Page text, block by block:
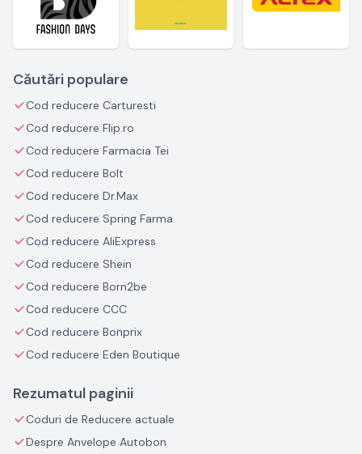
Căutări populare
Cod reducere Carturesti
Cod reducere Flip.ro
Cod reducere Farmacia Tei
Cod reducere Bolt
Cod reducere Dr.Max
Cod reducere Spring Farma
Cod reducere AliExpress
Cod reducere Shein
Cod reducere Born2be
Cod reducere CCC
Cod reducere Bonprix
Cod reducere Eden Boutique
Rezumatul paginii
Coduri de Reducere actuale
Despre Anvelope Autobon